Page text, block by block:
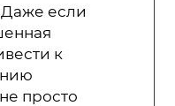
если
к
просто